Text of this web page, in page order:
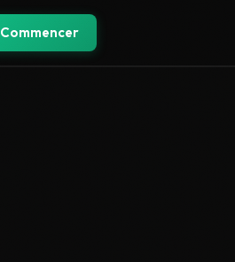
Commencer